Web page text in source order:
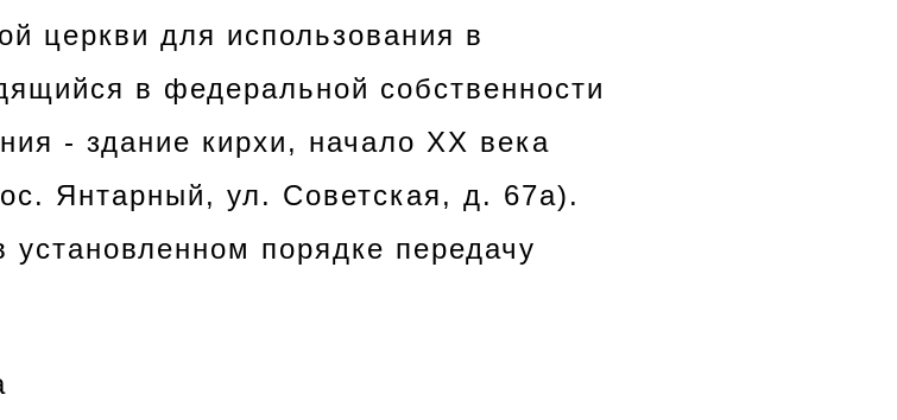
церкви для использования в
в федеральной собственности
- здание кирхи, начало ХХ века
Янтарный, ул. Советская, д. 67а).
порядке передачу